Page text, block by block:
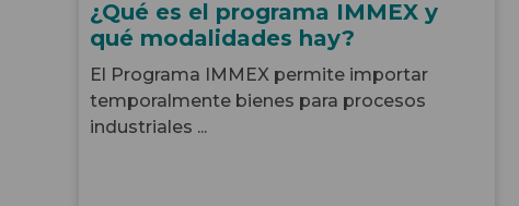
¿Qué es el programa IMMEX y
qué modalidades hay?
El Programa IMMEX permite importar
temporalmente bienes para procesos
industriales ...